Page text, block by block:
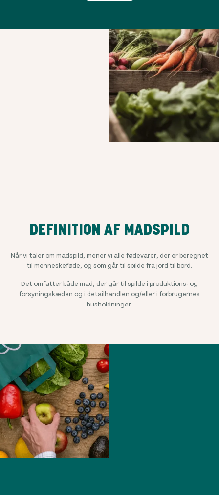
DEFINITION AF MADSPILD
Når vi taler om madspild, mener vi alle fødevarer, der er beregnet
til menneskeføde, og som går til spilde fra jord til bord.
Det omfatter både mad, der går til spilde i produktions- og
forsyningskæden og i detailhandlen og/eller i forbrugernes
husholdninger.